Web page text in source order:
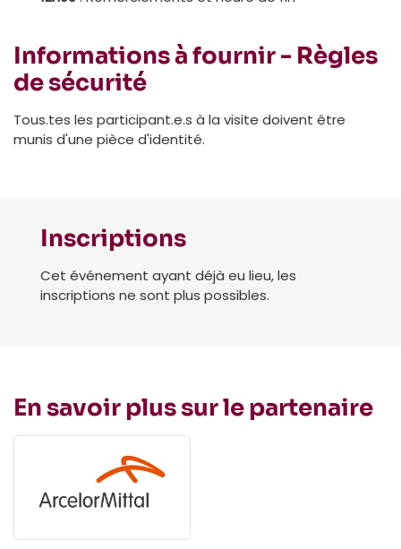
Informations à fournir - Règles
de sécurité
Tous.tes les participant.e.s à la visite doivent être
munis d'une pièce d'identité.
Inscriptions
Cet événement ayant déjà eu lieu, les
inscriptions ne sont plus possibles.
En savoir plus sur le partenaire